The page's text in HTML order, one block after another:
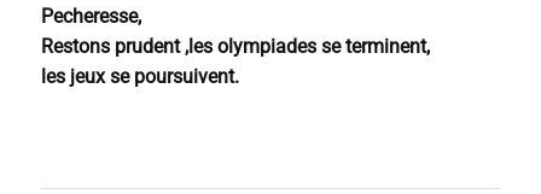
Pecheresse,
Restons prudent ,les olympiades se terminent,
les jeux se poursuivent.